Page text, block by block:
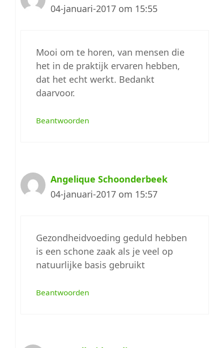
04-januari-2017 om 15:55
Mooi om te horen, van mensen die
het in de praktijk ervaren hebben,
dat het echt werkt. Bedankt
daarvoor.
Beantwoorden
Angelique Schoonderbeek
04-januari-2017 om 15:57
Gezondheidvoeding geduld hebben
is een schone zaak als je veel op
natuurlijke basis gebruikt
Beantwoorden